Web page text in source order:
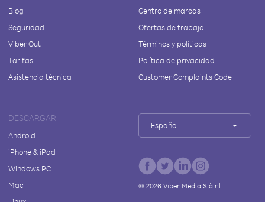
Blog
Seguridad
Viber Out
Tarifas
Asistencia técnica
Centro de marcas
Ofertas de trabajo
Términos y políticas
Política de privacidad
Customer Complaints Code
DESCARGAR
Android
iPhone & iPad
Windows PC
Mac
Español
© 2026Viber Media S.à r.l.